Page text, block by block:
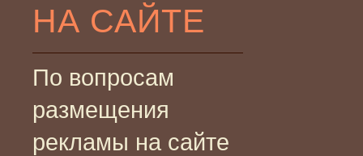
НА САЙТЕ
По вопросам
размещения
рекламы на сайте